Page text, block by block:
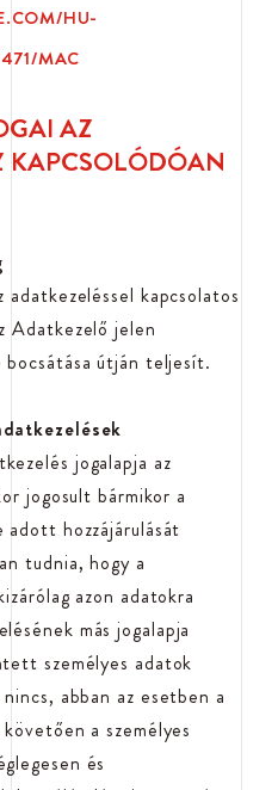
HU-
MAC
AZ
KAPCSOLÓDÓAN
kapcsolatos
Adatkezelő jelen
útján teljesít.
jogalapja az
jogosult bármikor a
adott hozzájárulását
tudnia, hogy a
azon adatokra
más jogalapja
személyes adatok
abban az esetben a
a személyes
és